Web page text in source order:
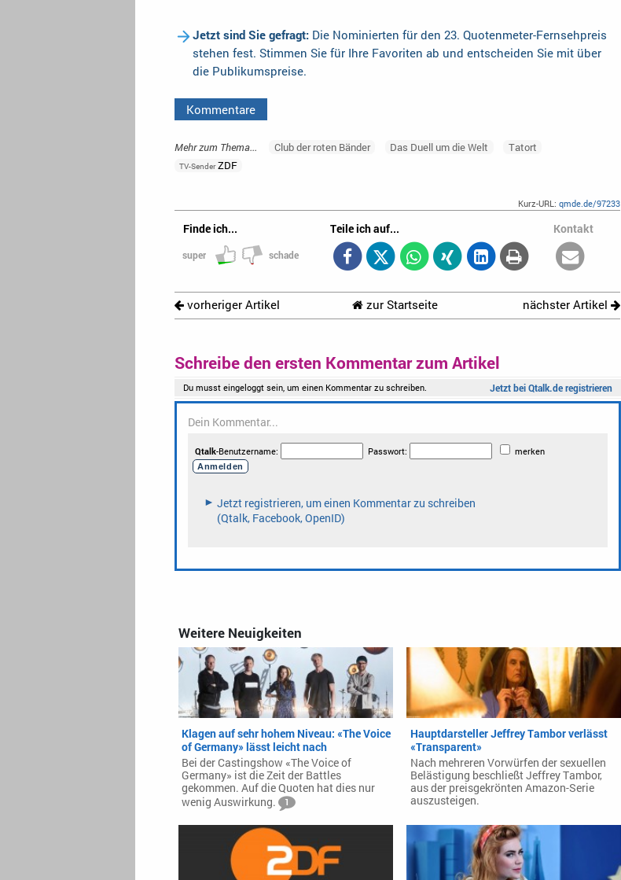
Jetzt sind Sie gefragt:Die Nominierten für den 23. Quotenmeter-Fernsehpreis
stehen fest. Stimmen Sie für Ihre Favoriten ab und entscheiden Sie mit über
die Publikumspreise.
Kommentare
Mehr zum Thema... Club der roten Bänder Das Duell um die Welt Tatort
TV-SenderZDF
Kurz-URL:qmde.de/97233
Finde ich...
super schade
Teile ich auf... Kontakt
vorheriger Artikel zur Startseite nächster Artikel
Schreibe den ersten Kommentar zum Artikel
Weitere Neuigkeiten
Klagen auf sehr hohem Niveau: «The Voice
of Germany» lässt leicht nach
Bei der Castingshow «The Voice of
Germany» ist die Zeit der Battles
gekommen. Auf die Quoten hat dies nur
wenig Auswirkung.
1
Hauptdarsteller Jeffrey Tambor verlässt
«Transparent»
Nach mehreren Vorwürfen der sexuellen
Belästigung beschließt Jeffrey Tambor,
aus der preisgekrönten Amazon-Serie
auszusteigen.